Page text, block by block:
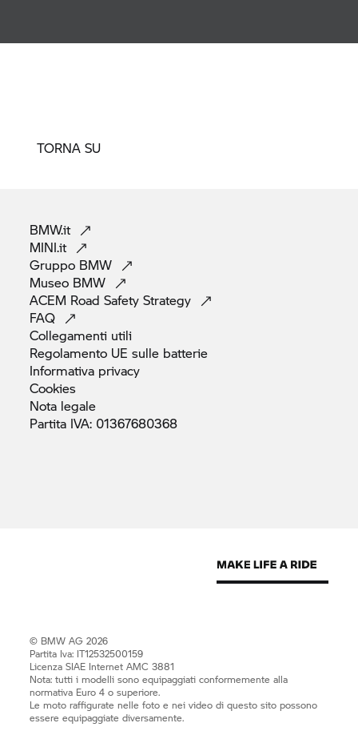
TORNA SU
BMW.it
MINI.it
Gruppo BMW
Museo BMW
ACEM Road SafetyStrategy
FAQ
Collegamenti utili
Regolamento UE sulle batterie
Informativa privacy
Cookies
Nota legale
Partita IVA: 01367680368
© BMW AG 2026
Partita Iva: IT12532500159
Licenza SIAE Internet AMC 3881
Nota: tutti i modelli sono equipaggiati conformemente alla
normativa Euro 4 o superiore.
Le moto raffigurate nelle foto e nei video di questo sito possono
essere equipaggiate diversamente.